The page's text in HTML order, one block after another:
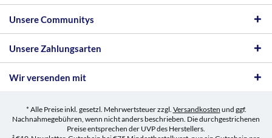
Unsere Communitys
Unsere Zahlungsarten
Wir versenden mit
* Alle Preise inkl. gesetzl. Mehrwertsteuer zzgl. Versandkosten und ggf.
Nachnahmegebühren, wenn nicht anders beschrieben. Die durchgestrichenen
Preise entsprechen der UVP des Herstellers.